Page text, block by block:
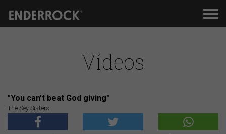
Vídeos
"You can't beat God giving"
The Sey Sisters